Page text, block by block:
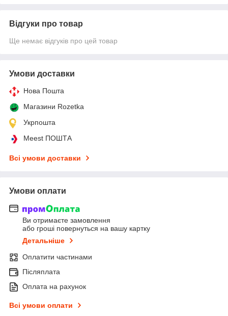
Відгуки про товар
Ще немає відгуків про цей товар
Умови доставки
Нова Пошта
Магазини Rozetka
Укрпошта
Meest ПОШТА
Всі умови доставки
Умови оплати
Ви отримаєте замовлення
або гроші повернуться на вашу картку
Детальніше
Оплатити частинами
Післяплата
Оплата на рахунок
Всі умови оплати